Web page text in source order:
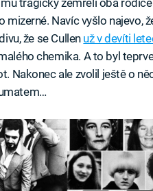
tragicky zemřeli oba
Navíc vyšlo najevo,
že se Cullenuž v devíti
chemika. A to byl
Nakonec ale zvolil ještě o